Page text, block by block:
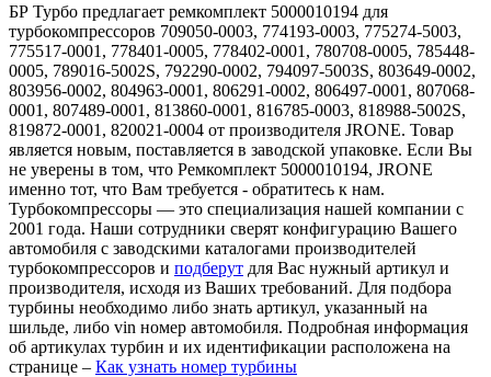
БР Турбо предлагает ремкомплект 5000010194 для
турбокомпрессоров 709050-0003, 774193-0003, 775274-5003,
775517-0001, 778401-0005, 778402-0001, 780708-0005, 785448-
0005, 789016-5002S, 792290-0002, 794097-5003S, 803649-0002,
803956-0002, 804963-0001, 806291-0002, 806497-0001, 807068-
0001, 807489-0001, 813860-0001, 816785-0003, 818988-5002S,
819872-0001, 820021-0004 от производителя JRONE. Товар
является новым, поставляется в заводской упаковке. Если Вы
не уверены в том, что Ремкомплект 5000010194, JRONE
именно тот, что Вам требуется - обратитесь к нам.
Турбокомпрессоры — это специализация нашей компании с
2001 года. Наши сотрудники сверят конфигурацию Вашего
автомобиля с заводскими каталогами производителей
турбокомпрессоров и подберут для Вас нужный артикул и
производителя, исходя из Ваших требований. Для подбора
турбины необходимо либо знать артикул, указанный на
шильде, либо vin номер автомобиля. Подробная информация
об артикулах турбин и их идентификации расположена на
странице – Как узнать номер турбины